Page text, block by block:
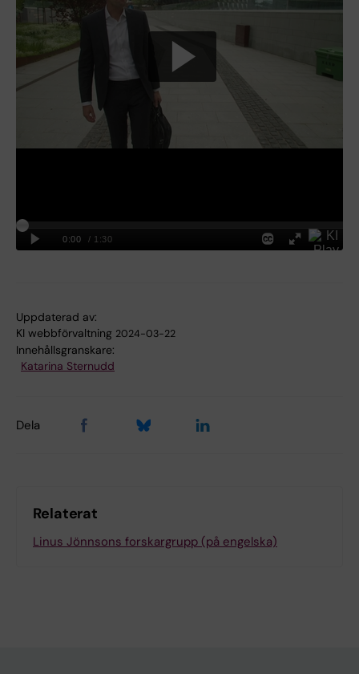
Uppdaterad av:
KI webbförvaltning 2024-03-22
Innehållsgranskare:
Katarina Sternudd
Dela
Relaterat
Linus Jönnsons forskargrupp (på engelska)